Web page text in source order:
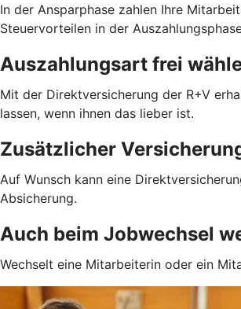
In der Ansparphase zahlen Ihre
Steuervorteilen in der
Auszahlungsart frei
Mit der Direktversicherung der R+V
lassen, wenn ihnen das lieber ist.
Zusätzlicher
Auf Wunsch kann eine
Absicherung.
Auch beim Jobwechsel
Wechselt eine Mitarbeiterin oder ein